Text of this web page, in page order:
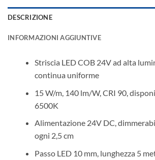
DESCRIZIONE
INFORMAZIONI AGGIUNTIVE
Striscia LED COB 24V ad alta
continua uniforme
15 W/m, 140 lm/W, CRI 90,
6500K
Alimentazione 24V DC,
ogni 2,5 cm
Passo LED 10 mm, lunghezza 5